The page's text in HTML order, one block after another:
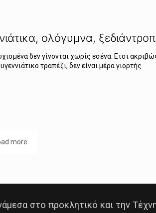
ολόγυμνα,
δεν γίνονται χωρίς εσένα. Ετσι
τραπέζι, δεν είναι μέρα γιορτής
more
στο προκλητικό και την